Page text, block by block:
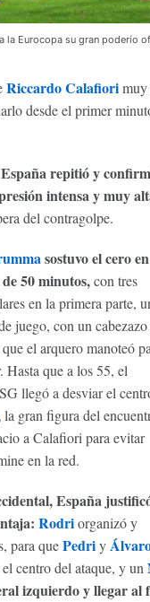
la Eurocopa su gran poderío
Riccardo Calafiori muy
desde el primer
España repitió y
intensa y muy
del contragolpe.
sostuvo el cero
50 minutos,con tres
en la primera parte,
juego, con un cabezazo
el arquero manoteó
Hasta que a los 55, el
llegó a desviar el
la gran figura del
a Calafiori para evitar
en la red.
España
Rodriorganizó y
para quePedriy
centro del ataque, y un
izquierdo y llegar al